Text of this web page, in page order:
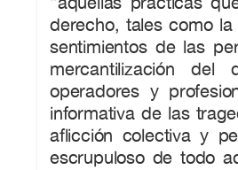
derecho, tales como
sentimientos de las
mercantilización
operadores y
informativa de las
aflicción colectiva y
escrupuloso de todo